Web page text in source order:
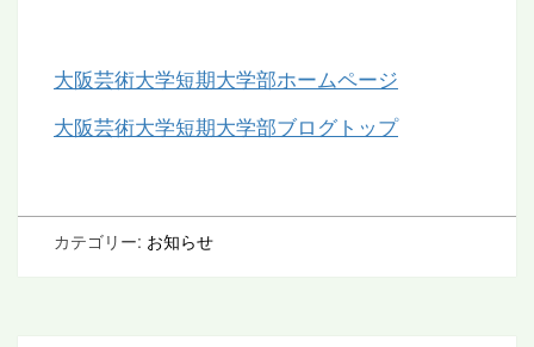
大阪芸術大学短期大学部ホームページ
大阪芸術大学短期大学部ブログトップ
カテゴリー: お知らせ